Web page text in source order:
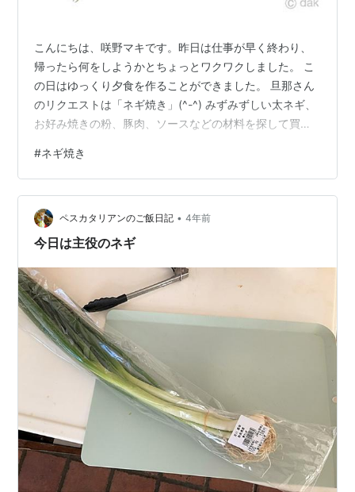
こんにちは、咲野マキです。昨日は仕事が早く終わり、
帰ったら何をしようかとちょっとワクワクしました。 こ
の日はゆっくり夕食を作ることができました。 旦那さん
のリクエストは「ネギ焼き」(^-^) みずみずしい太ネギ、
お好み焼きの粉、豚肉、ソースなどの材料を探して買い
あり、風邪の引き始めにもいい効果があるそうです。 ・
お好み焼きの粉 水を入れたボウルに粉を入れて混ぜま
す。 玉子、肉、ネギ、天かすなど材料を加えて空気を含
ませるように混ぜます。 フライパン（中火）で生地を焼
いて、ソース、青のり、かつおぶしなどかけて完成！ 普
#ネギ焼き
ペスカタリアンのご飯日記 • 4年前
今日は主役のネギ